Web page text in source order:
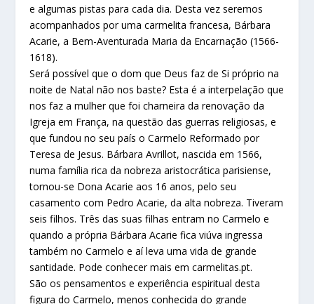
e algumas pistas para cada dia. Desta vez seremos
acompanhados por uma carmelita francesa, Bárbara
Acarie, a Bem-Aventurada Maria da Encarnação (1566-
1618).
Será possível que o dom que Deus faz de Si próprio na
noite de Natal não nos baste? Esta é a interpelação que
nos faz a mulher que foi charneira da renovação da
Igreja em França, na questão das guerras religiosas, e
que fundou no seu país o Carmelo Reformado por
Teresa de Jesus. Bárbara Avrillot, nascida em 1566,
numa família rica da nobreza aristocrática parisiense,
tornou-se Dona Acarie aos 16 anos, pelo seu
casamento com Pedro Acarie, da alta nobreza. Tiveram
seis filhos. Três das suas filhas entram no Carmelo e
quando a própria Bárbara Acarie fica viúva ingressa
também no Carmelo e aí leva uma vida de grande
santidade. Pode conhecer mais em carmelitas.pt.
São os pensamentos e experiência espiritual desta
figura do Carmelo, menos conhecida do grande